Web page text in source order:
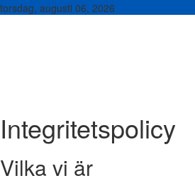
torsdag, augusti 06, 2026
Integritetspolicy
Vilka vi är